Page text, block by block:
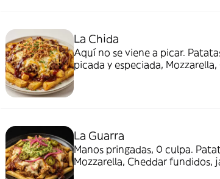
La Chida
Aquí no se viene a picar.
picada y especiada,
La Guarra
Manos pringadas, 0 culpa.
Mozzarella, Cheddar fundidos,